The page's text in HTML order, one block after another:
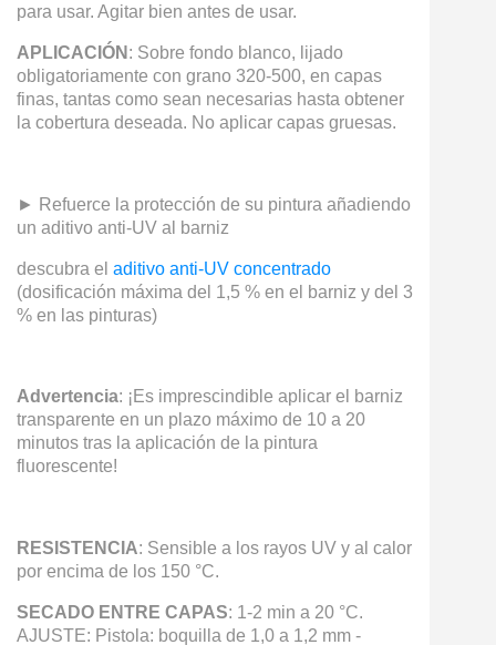
para usar. Agitar bien antes de usar.
APLICACIÓN : Sobre fondo blanco, lijado
obligatoriamente con grano 320-500, en capas
finas, tantas como sean necesarias hasta obtener
la cobertura deseada. No aplicar capas gruesas.
► Refuerce la protección de su pintura añadiendo
un aditivo anti-UV al barniz
descubra el aditivo anti-UV concentrado
(dosificación máxima del 1,5 % en el barniz y del 3
% en las pinturas)
Advertencia: ¡Es imprescindible aplicar el barniz
transparente en un plazo máximo de 10 a 20
minutos tras la aplicación de la pintura
fluorescente!
RESISTENCIA: Sensible a los rayos UV y al calor
por encima de los 150 °C.
SECADO ENTRE CAPAS: 1-2 min a 20 °C.
AJUSTE: Pistola: boquilla de 1,0 a 1,2 mm -